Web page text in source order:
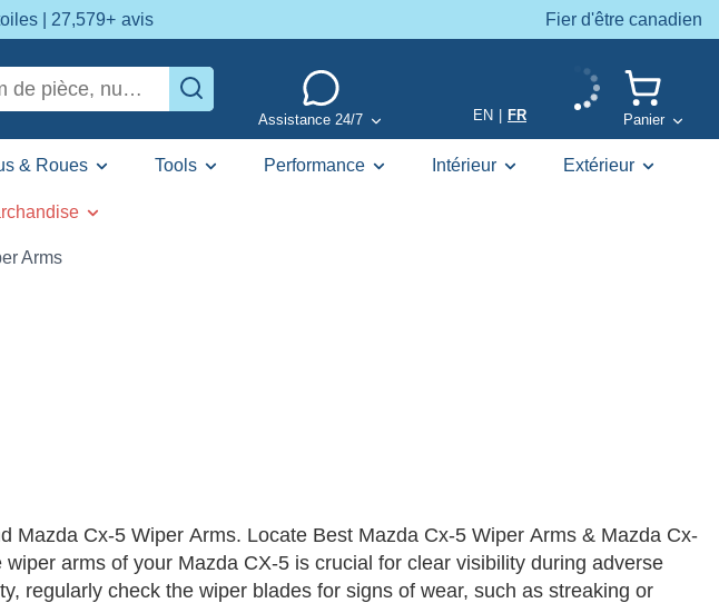
| 27,579+ avis Fier d'être canadien
Assistance 24/7 EN FR Panier
& Roues Tools Performance Intérieur Extérieur
Arms
Mazda Cx-5 Wiper Arms. Locate Best Mazda Cx-5 Wiper Arms & Mazda Cx-
arms of your Mazda CX-5 is crucial for clear visibility during adverse
regularly check the wiper blades for signs of wear, such as streaking or